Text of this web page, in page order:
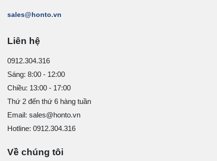
sales@honto.vn
Liên hệ
0912.304.316
Sáng: 8:00 - 12:00
Chiều: 13:00 - 17:00
Thứ 2 đến thứ 6 hàng tuần
Email: sales@honto.vn
Hotline: 0912.304.316
Về chúng tôi